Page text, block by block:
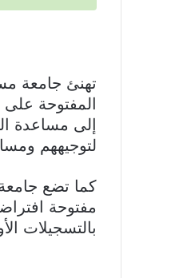
إلى مساعدة
لتوجيههم
كما تضع
مفتوحة
بالتسجيلات